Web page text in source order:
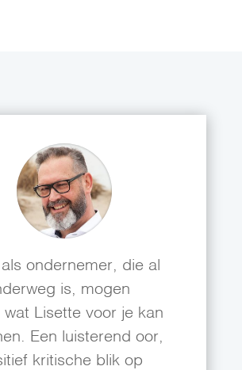
ondernemer, die al
is, mogen
wat Lisette voor je kan
Een luisterend oor,
kritische blik op